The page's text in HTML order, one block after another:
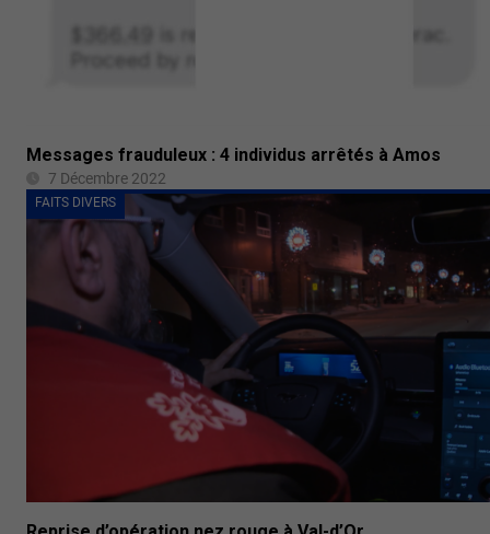
Messages frauduleux : 4 individus arrêtés à Amos
7 Décembre 2022
FAITS DIVERS